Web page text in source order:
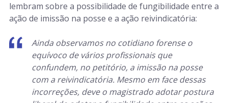
lembram sobre a possibilidade de fungibilidade entre a
ação de imissão na posse e a ação reivindicatória:
Ainda observamos no cotidiano forense o
equívoco de vários profissionais que
confundem, no petitório, a imissão na posse
com a reivindicatória. Mesmo em face dessas
incorreções, deve o magistrado adotar postura